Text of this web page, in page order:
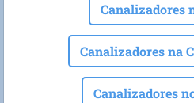
Canalizadores
Canalizadores na
Canalizadores